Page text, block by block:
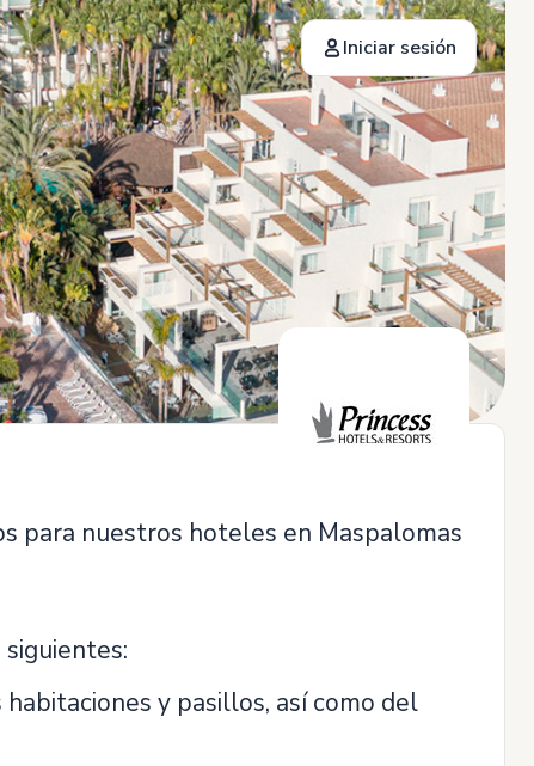
Iniciar sesión
para nuestros hoteles en Maspalomas
y pasillos, así como del